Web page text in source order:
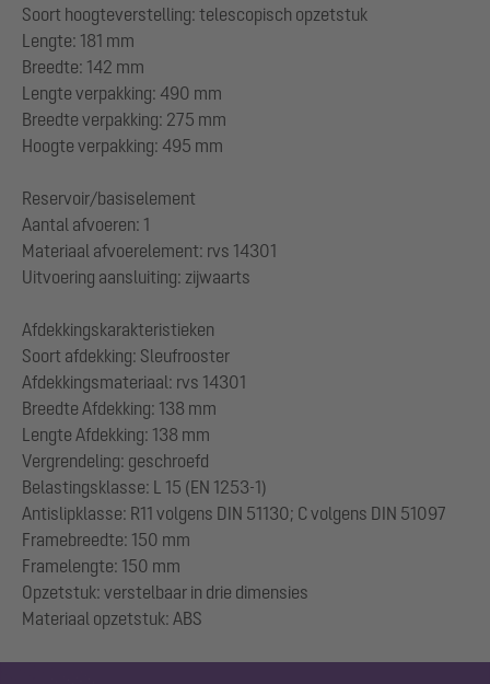
Soort hoogteverstelling: telescopisch opzetstuk
Lengte: 181 mm
Breedte: 142 mm
Lengte verpakking: 490 mm
Breedte verpakking: 275 mm
Hoogte verpakking: 495 mm
Reservoir/basiselement
Aantal afvoeren: 1
Materiaal afvoerelement: rvs 14301
Uitvoering aansluiting: zijwaarts
Afdekkingskarakteristieken
Soort afdekking: Sleufrooster
Afdekkingsmateriaal: rvs 14301
Breedte Afdekking: 138 mm
Lengte Afdekking: 138 mm
Vergrendeling: geschroefd
Belastingsklasse: L 15 (EN 1253-1)
Antislipklasse: R11 volgens DIN 51130; C volgens DIN 51097
Framebreedte: 150 mm
Framelengte: 150 mm
Opzetstuk: verstelbaar in drie dimensies